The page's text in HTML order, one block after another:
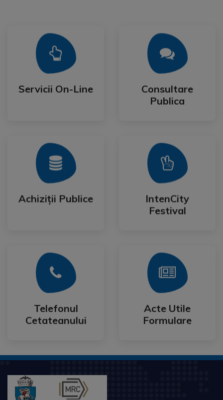
Servicii On-Line
Servicii On-Line
Mai Mult
Consultare
Publica
Consultare
Publica
Mai Mult
Achiziții Publice
Achiziții Publice
Mai Mult
IntenCity
Festival
IntenCity
Festival
Mai Mult
Telefonul
Cetateanului
Telefonul
Cetateanului
Mai Mult
Acte Utile
Formulare
Acte Utile
Formulare
Mai Mult